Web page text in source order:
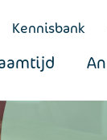
Kennisbank